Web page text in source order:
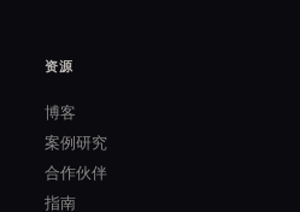
资源
博客
案例研究
合作伙伴
指南